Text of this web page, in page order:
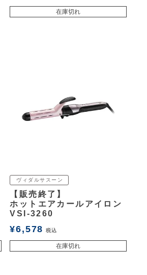
在庫切れ
ヴィダルサスーン
【販売終了】
ホットエアカールアイロン
VSI-3260
¥6,578 税込
在庫切れ